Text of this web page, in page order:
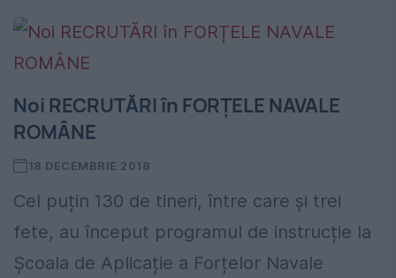
Noi RECRUTĂRI în FORȚELE NAVALE
ROMÂNE
18 DECEMBRIE 2018
Cel puțin 130 de tineri, între care și trei
fete, au început programul de instrucție la
Școala de Aplicație a Forțelor Navale